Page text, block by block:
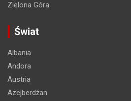
Zielona Góra
Świat
Albania
Andora
Austria
Azejberdżan